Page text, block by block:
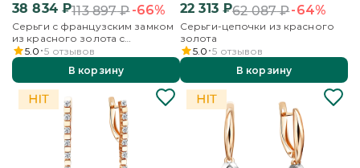
38 834₽113 897₽-66%
Серьги с французским замком
из красного золота с
аметистами и бесцветными
топазами
5.0 5 отзывов
В корзину
22 313₽62 087₽-64%
Серьги-цепочки из красного
золота
5.0 5 отзывов
В корзину